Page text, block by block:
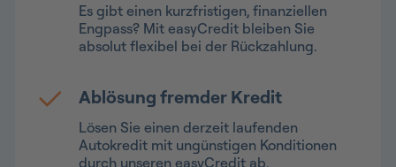
Es gibt einen kurzfristigen, finanziellen
Engpass? Mit easyCredit bleiben Sie
absolut flexibel bei der Rückzahlung.
Ablösung fremder Kredit
Lösen Sie einen derzeit laufenden
Autokredit mit ungünstigen Konditionen
durch unseren easyCredit ab.